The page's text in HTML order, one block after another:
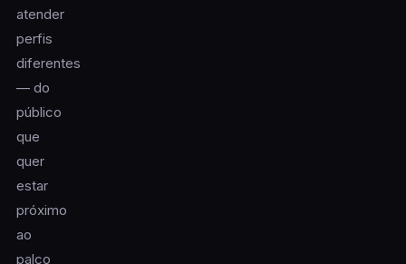
atender
perfis
diferentes
— do
público
que
quer
estar
próximo
ao
palco